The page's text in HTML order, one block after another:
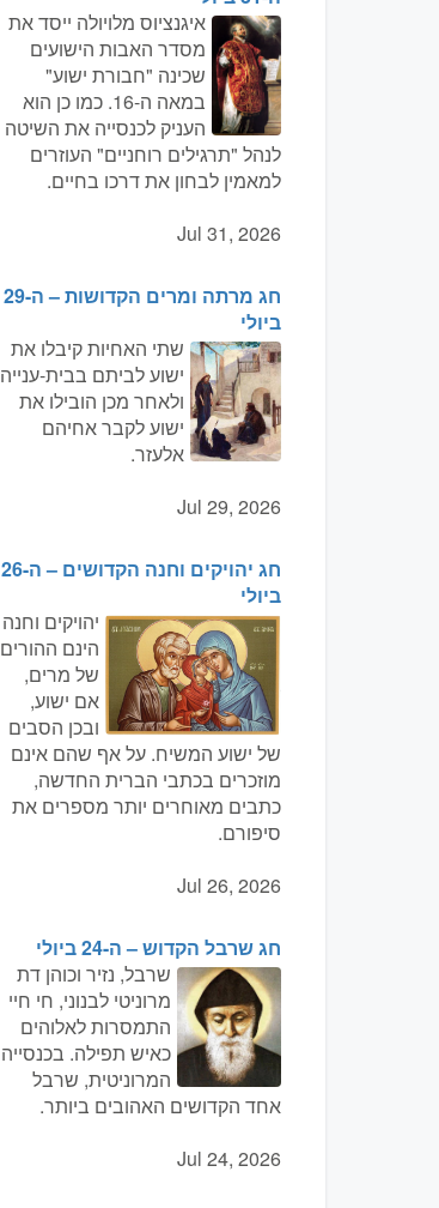
איגנציוס מלויולה ייסד את
מסדר האבות הישועים
שכינה "חבורת ישוע"
במאה ה-16. כמו כן הוא
העניק לכנסייה את השיטה
לנהל "תרגילים רוחניים" העוזרים
למאמין לבחון את דרכו בחיים.
Jul 31, 2026
חג מרתה ומרים הקדושות – ה-29
ביולי
שתי האחיות קיבלו את
ישוע לביתם בבית-ענייה
ולאחר מכן הובילו את
ישוע לקבר אחיהם
אלעזר.
Jul 29, 2026
חג יהויקים וחנה הקדושים – ה-26
ביולי
יהויקים וחנה
הינם ההורים
של מרים,
אם ישוע,
ובכן הסבים
של ישוע המשיח. על אף שהם אינם
מוזכרים בכתבי הברית החדשה,
כתבים מאוחרים יותר מספרים את
סיפורם.
Jul 26, 2026
חג שרבל הקדוש – ה-24 ביולי
שרבל, נזיר וכוהן דת
מרוניטי לבנוני, חי חיי
התמסרות לאלוהים
כאיש תפילה. בכנסייה
המרוניטית, שרבל
אחד הקדושים האהובים ביותר.
Jul 24, 2026